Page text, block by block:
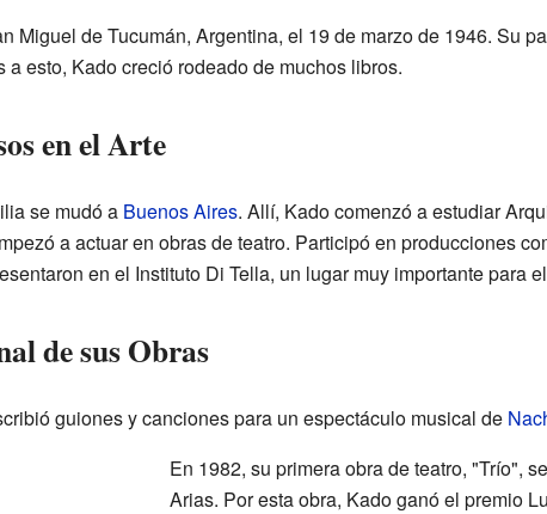
Miguel de Tucumán, Argentina, el 19 de marzo de 1946. Su
a esto, Kado creció rodeado de muchos libros.
en el Arte
se mudó a Buenos Aires. Allí, Kado comenzó a estudiar
a actuar en obras de teatro. Participó en producciones
en el Instituto Di Tella, un lugar muy importante para
de sus Obras
guiones y canciones para un espectáculo musical de
En 1982, su primera obra de teatro, "Trío",
Arias. Por esta obra, Kado ganó el premio